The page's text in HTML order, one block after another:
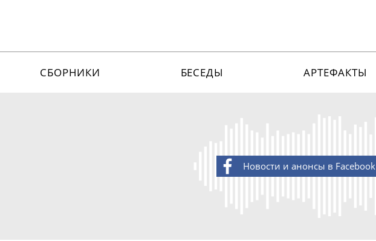
СБОРНИКИ БЕСЕДЫ АРТЕФАКТЫ
Новости и анонсы в Facebook